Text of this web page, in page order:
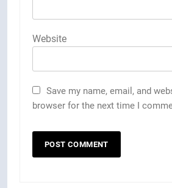
Website
Save my name, email, and
browser for the next time I